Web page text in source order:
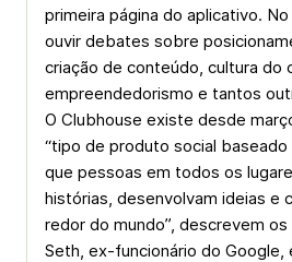
primeira página do aplicativo.
ouvir debates sobre
criação de conteúdo, cultura do
empreendedorismo e tantos
O Clubhouse existe desde
“tipo de produto social
que pessoas em todos os
histórias, desenvolvam ideias e
redor do mundo”, descrevem
Seth, ex-funcionário do Google,